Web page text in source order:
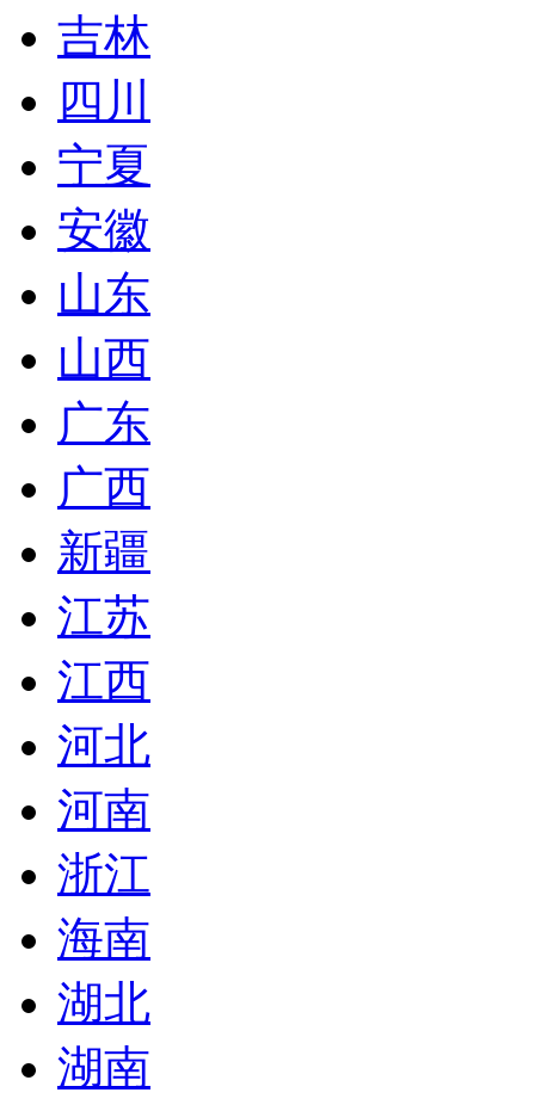
吉林
四川
宁夏
安徽
山东
山西
广东
广西
新疆
江苏
江西
河北
河南
浙江
海南
湖北
湖南